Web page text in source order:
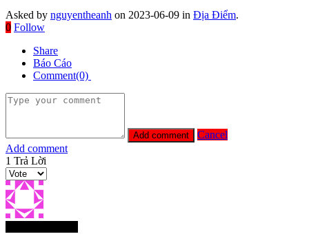
Asked by nguyentheanh on 2023-06-09 in Địa Điểm.
0 Follow
Share
Báo Cáo
Comment(0)
Cancel
Add comment
1 Trả Lời